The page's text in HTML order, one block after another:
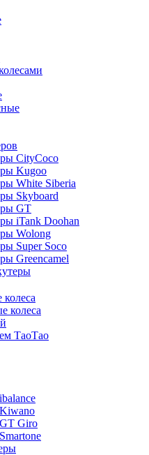
CityCoco
Kugoo
White Siberia
Skyboard
GT
iTank Doohan
Wolong
Super Soco
Greencamel
колеса
ТаоТао
Giro